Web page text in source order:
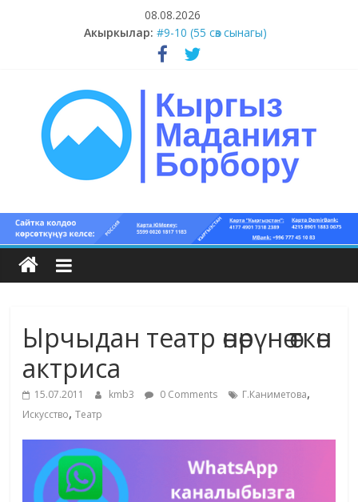
08.08.2026
Акыркылар: #11-12 (55 сөз сынагы)
#9-10 (55 сөз сынагы)
#5-8 (55 сөз сынагы)
#13-14 (55 сөз сынагы)
Кыргыз
маданият
Кыргыз
маданияты
жана
адабияты
Ырчыдан театр өнөрүнө өткөн
актриса
15.07.2011 kmb3 0 Comments Г.Каниметова,
Искусство,Театр